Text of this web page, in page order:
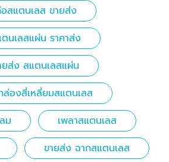
สแตนเลส ขายส่ง
นเลสแผ่น ราคาส่ง
ยส่ง สแตนเลสแผ่น
ล่องสี่เหลี่ยมสแตนเลส
ม
เพลาสแตนเลส
ขายส่ง ฉากสแตนเลส